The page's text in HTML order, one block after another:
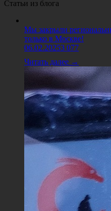
Статьи из блога
Мы закрыли
только в Москве!
06.02.20253 077
Читать далее →